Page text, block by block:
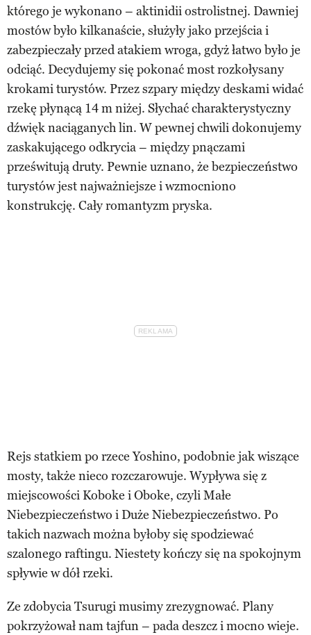
którego je wykonano – aktinidii ostrolistnej. Dawniej
mostów było kilkanaście, służyły jako przejścia i
zabezpieczały przed atakiem wroga, gdyż łatwo było je
odciąć. Decydujemy się pokonać most rozkołysany
krokami turystów. Przez szpary między deskami widać
rzekę płynącą 14 m niżej. Słychać charakterystyczny
dźwięk naciąganych lin. W pewnej chwili dokonujemy
zaskakującego odkrycia – między pnączami
prześwitują druty. Pewnie uznano, że bezpieczeństwo
turystów jest najważniejsze i wzmocniono
konstrukcję. Cały romantyzm pryska.
Rejs statkiem po rzece Yoshino, podobnie jak wiszące
mosty, także nieco rozczarowuje. Wypływa się z
miejscowości Koboke i Oboke, czyli Małe
Niebezpieczeństwo i Duże Niebezpieczeństwo. Po
takich nazwach można byłoby się spodziewać
szalonego raftingu. Niestety kończy się na spokojnym
spływie w dół rzeki.
Ze zdobycia Tsurugi musimy zrezygnować. Plany
pokrzyżował nam tajfun – pada deszcz i mocno wieje.